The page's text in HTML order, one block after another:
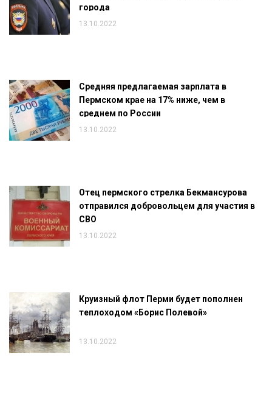
города
13.10.2022
Средняя предлагаемая зарплата в
Пермском крае на 17% ниже, чем в
среднем по России
13.10.2022
Отец пермского стрелка Бекмансурова
отправился добровольцем для участия в
СВО
13.10.2022
Круизный флот Перми будет пополнен
теплоходом «Борис Полевой»
13.10.2022